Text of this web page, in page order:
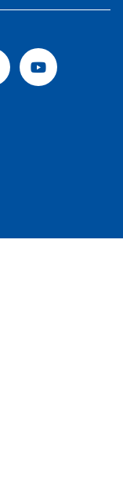
Youtube